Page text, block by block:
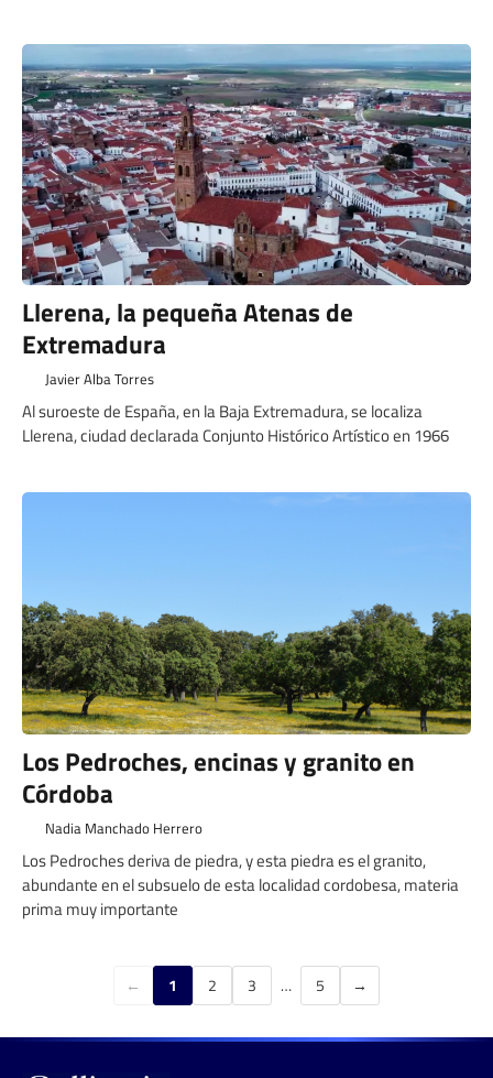
Llerena, la pequeña Atenas de
Extremadura
Javier Alba Torres
Al suroeste de España, en la Baja Extremadura, se localiza
Llerena, ciudad declarada Conjunto Histórico Artístico en 1966
Los Pedroches, encinas y granito en
Córdoba
Nadia Manchado Herrero
Los Pedroches deriva de piedra, y esta piedra es el granito,
abundante en el subsuelo de esta localidad cordobesa, materia
prima muy importante
← 1 2 3 … 5 →